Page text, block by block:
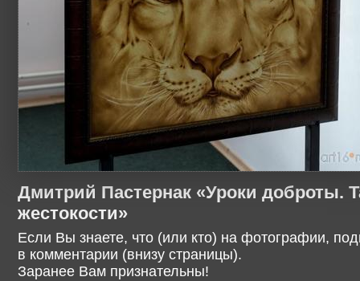
Дмитрий Пастернак «Уроки доброты.
жестокости»
Если Вы знаете, что (или кто) на фотографии,
в комментарии (внизу страницы).
Заранее Вам признательны!